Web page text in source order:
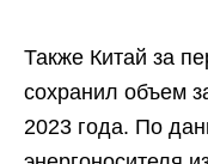
Также Китай за
сохранил объем
2023 года. По